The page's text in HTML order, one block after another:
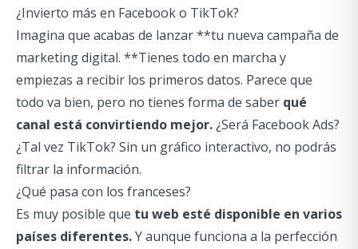
¿Invierto más en Facebook o TikTok?
Imagina que acabas de lanzar **tu nueva campaña de
marketing digital. **Tienes todo en marcha y
empiezas a recibir los primeros datos. Parece que
todo va bien, pero no tienes forma de saber qué
canal está convirtiendo mejor.¿Será Facebook Ads?
¿Tal vez TikTok? Sin un gráfico interactivo, no podrás
filtrar la información.
¿Qué pasa con los franceses?
Es muy posible que tu web esté disponible en varios
países diferentes.Y aunque funciona a la perfección